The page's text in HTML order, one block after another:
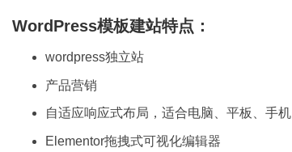
WordPress模板建站特点：
wordpress独立站
产品营销
自适应响应式布局，适合电脑、平板、手
Elementor拖拽式可视化编辑器